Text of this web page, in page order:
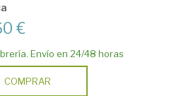
€
Envío en 24/48 horas
COMPRAR